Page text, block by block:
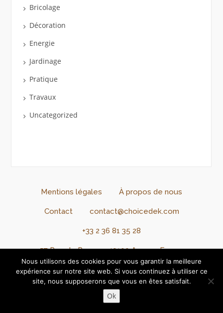
Bricolage
Décoration
Energie
Jardinage
Pratique
Travaux
Uncategorized
Mentions légales À propos de nous
Contact contact@choicedek.com
+33 2 36 81 35 28
57 Rue de Rennes, 49100 Angers, France
Connexion Inscription
Copyright @2024 - @ChoiceDek. Tous droits réservés.
Nous utilisons des cookies pour vous garantir la meilleure
expérience sur notre site web. Si vous continuez à utiliser ce
site, nous supposerons que vous en êtes satisfait.
Ok